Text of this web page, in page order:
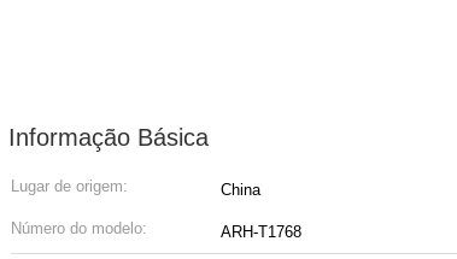
Informação Básica
Lugar de origem: China
Número do modelo: ARH-T1768